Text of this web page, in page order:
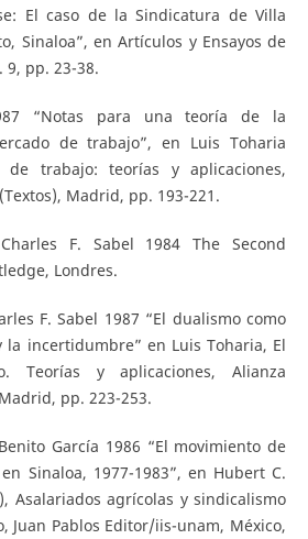
El caso de la Sindicatura de Villa
Sinaloa”, en Artículos y Ensayos de
9, pp. 23-38.
“Notas para una teoría de la
de trabajo”, en Luis Toharia
de trabajo: teorías y aplicaciones,
Madrid, pp. 193-221.
F. Sabel 1984 The Second
Londres.
F. Sabel 1987 “El dualismo como
la incertidumbre” en Luis Toharia, El
Teorías y aplicaciones, Alianza
pp. 223-253.
García 1986 “El movimiento de
Sinaloa, 1977-1983”, en Hubert C.
Asalariados agrícolas y sindicalismo
Juan Pablos Editor/iis-unam, México,